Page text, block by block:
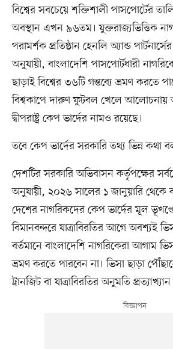
বিশ্বের সবচেয়ে শক্তিশালী পাসপোর্টের
অবস্থান এখন ৯৬তম। যুক্তরাজ্যভিত্তিক
পরামর্শক প্রতিষ্ঠান হেনলি অ্যান্ড
অনুযায়ী, বাংলাদেশি পাসপোর্টধারী
ছাড়াই বিশ্বের ৩৬টি গন্তব্যে ভ্রমণ করতে
বিশ্বকাপে দারুণ ফুটবল খেলে আলোচনায়
দ্বীপরাষ্ট্র কেপ ভার্দের নামও রয়েছে।
তবে কেপ ভার্দের সরকারি তথ্য ভিন্ন কথা
দেশটির সরকারি অভিবাসন কর্তৃপক্ষের
অনুযায়ী, ২০২৬ সালের ১ জানুয়ারি থেকে
দেশের নাগরিকদের কেপ ভার্দের মূল
বিমানবন্দরে যাত্রাবিরতির আগে অবশ্যই
বর্তমানে বাংলাদেশি নাগরিকেরা আগাম
ভ্রমণ করতে পারবেন না। ভিসা ছাড়া
ট্রানজিট বা যাত্রাবিরতির অনুমতি